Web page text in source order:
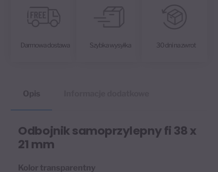
Darmowa dostawa Szybka wysyłka 30 dni na zwrot
Odbojnik samoprzylepny fi 38 x
21 mm
Kolor transparentny